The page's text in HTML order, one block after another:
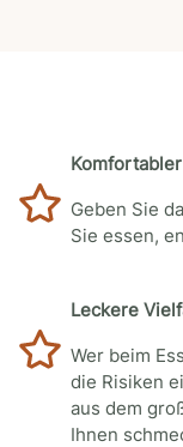
Geben Sie
Sie essen,
Leckere
Wer beim
die Risiken
aus dem
Ihnen